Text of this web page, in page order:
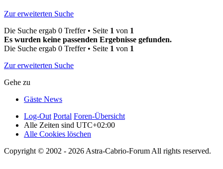
Zur erweiterten Suche
Die Suche ergab 0 Treffer • Seite 1 von 1
Es wurden keine passenden Ergebnisse gefunden.
Die Suche ergab 0 Treffer • Seite 1 von 1
Zur erweiterten Suche
Gehe zu
Gäste News
Log-Out Portal Foren-Übersicht
Alle Zeiten sind UTC+02:00
Alle Cookies löschen
Copyright © 2002 - 2026 Astra-Cabrio-Forum All rights reserved.